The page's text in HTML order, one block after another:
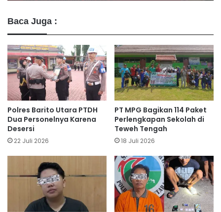
Baca Juga :
Polres Barito Utara PTDH
Dua Personelnya Karena
Desersi
22 Juli 2026
PT MPG Bagikan 114 Paket
Perlengkapan Sekolah di
Teweh Tengah
18 Juli 2026